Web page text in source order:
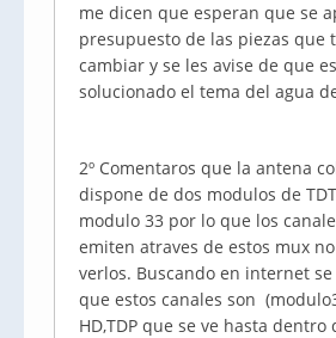
me dicen que esperan que se
presupuesto de las piezas que
cambiar y se les avise de que
solucionado el tema del agua
2º Comentaros que la antena
dispone de dos modulos de
modulo 33 por lo que los
emiten atraves de estos mux
verlos. Buscando en internet
que estos canales son
HD,TDP que se ve hasta dentro